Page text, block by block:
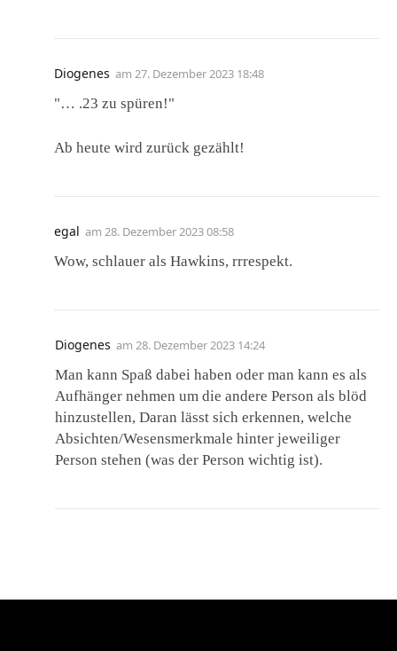
Diogenes am 27. Dezember 2023 18:48
"… .23 zu spüren!"
Ab heute wird zurück gezählt!
egal am 28. Dezember 2023 08:58
Wow, schlauer als Hawkins, rrrespekt.
Diogenes am 28. Dezember 2023 14:24
Man kann Spaß dabei haben oder man kann es als
Aufhänger nehmen um die andere Person als blöd
hinzustellen, Daran lässt sich erkennen, welche
Absichten/Wesensmerkmale hinter jeweiliger
Person stehen (was der Person wichtig ist).